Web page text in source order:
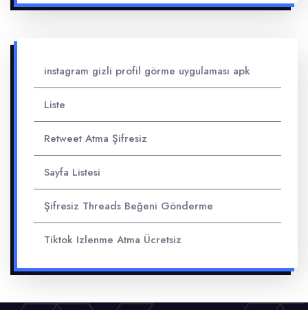
instagram gizli profil görme uygulaması apk
Liste
Retweet Atma Şifresiz
Sayfa Listesi
Şifresiz Threads Beğeni Gönderme
Tiktok Izlenme Atma Ücretsiz